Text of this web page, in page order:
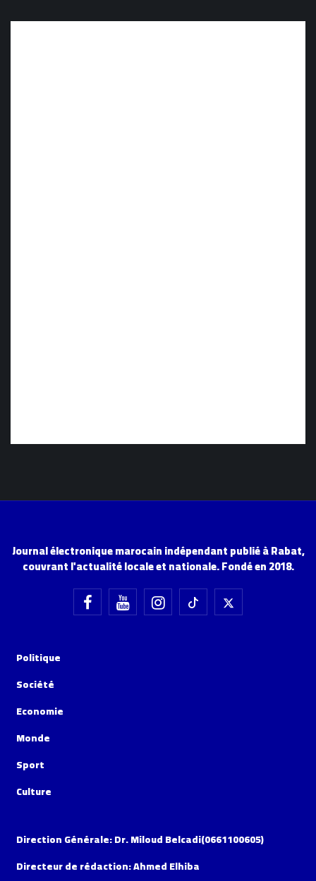
Journal électronique marocain indépendant publié à Rabat,
couvrant l'actualité locale et nationale. Fondé en 2018.
Politique
Société
Economie
Monde
Sport
Culture
Direction Générale: Dr. Miloud Belcadi(0661100605)
Directeur de rédaction: Ahmed Elhiba